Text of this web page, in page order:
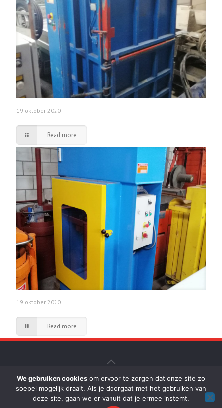
19 oktober 2020
Read more
19 oktober 2020
Read more
© D. de Breuk b.v. Hydrauliek-Persen - Realisatie:
klantenfabriek.nl
We gebruiken cookies om ervoor te zorgen dat onze site zo
soepel mogelijk draait. Als je doorgaat met het gebruiken van
deze site, gaan we er vanuit dat je ermee instemt.